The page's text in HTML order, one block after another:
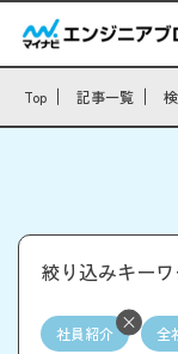
Top 記事一覧
絞り込みキー
社員紹介 全